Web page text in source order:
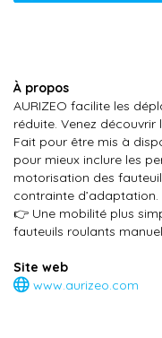
À propos
AURIZEO facilite les
réduite. Venez découvrir
Fait pour être mis à
pour mieux inclure les
motorisation des
contrainte d’adaptation.
👉 Une mobilité plus
fauteuils roulants
Site web
www.aurizeo.com